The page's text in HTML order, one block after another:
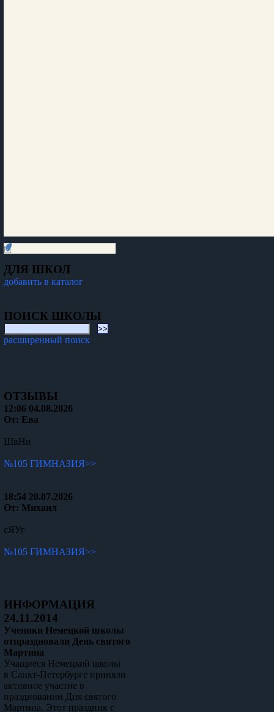
ДЛЯ ШКОЛ
добавить в каталог
ПОИСК ШКОЛЫ
расширенный поиск
ОТЗЫВЫ
12:06 04.08.2026
От: Ева
ШвНн
№105 ГИМНАЗИЯ>>
18:54 20.07.2026
От: Михаил
сЯУг
№105 ГИМНАЗИЯ>>
ИНФОРМАЦИЯ
24.11.2014
Ученики Немецкой школы
отпраздновали День святого
Мартина
Учащиеся Немецкой школы
в Санкт-Петербурге приняли
активное участие в
праздновании Дня святого
Мартина. Этот праздник с